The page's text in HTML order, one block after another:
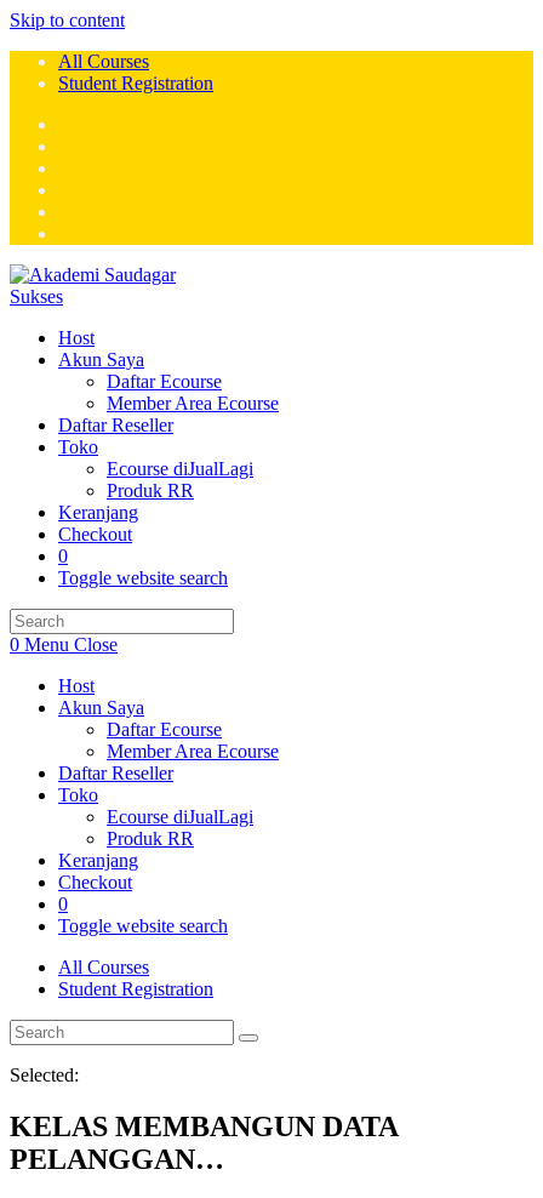
Skip to content
All Courses
Student Registration
Host
Akun Saya
Daftar Ecourse
Member Area Ecourse
Daftar Reseller
Toko
Ecourse diJualLagi
Produk RR
Keranjang
Checkout
0
Toggle website search
0 Menu Close
Host
Akun Saya
Daftar Ecourse
Member Area Ecourse
Daftar Reseller
Toko
Ecourse diJualLagi
Produk RR
Keranjang
Checkout
0
Toggle website search
All Courses
Student Registration
Selected:
KELAS MEMBANGUN DATA
PELANGGAN…